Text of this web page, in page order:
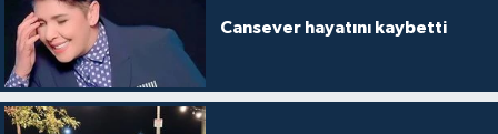
Cansever hayatını kaybetti